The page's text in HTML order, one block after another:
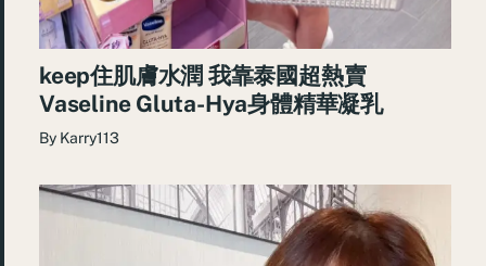
keep住肌膚水潤 我靠泰國超熱賣
Vaseline Gluta-Hya身體精華凝乳
By Karry113